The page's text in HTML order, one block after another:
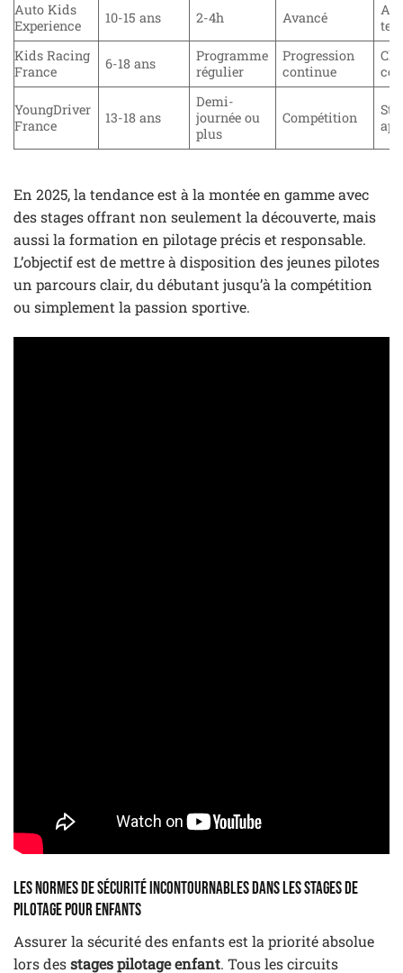
Auto Kids
Experience
10-15 ans 2-4h Avancé
Kids Racing
France
6-18 ans
Programme
régulier
Progression
continue
YoungDriver
France
13-18 ans
Demi-
journée ou
plus
Compétition
En 2025, la tendance est à la montée en gamme avec
des stages offrant non seulement la découverte, mais
aussi la formation en pilotage précis et responsable.
L’objectif est de mettre à disposition des jeunes pilotes
un parcours clair, du débutant jusqu’à la compétition
ou simplement la passion sportive.
Les normes de sécurité incontournables dans les stages de
pilotage pour enfants
Assurer la sécurité des enfants est la priorité absolue
lors desstages pilotage enfant. Tous les circuits